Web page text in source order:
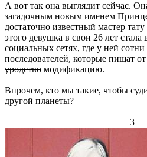
А вот так она выглядит сейчас.
загадочным новым именем
достаточно известный мастер
этого девушка в свои 26 лет стала
социальных сетях, где у ней
последователей, которые пищат
уродство модификацию.
Впрочем, кто мы такие, чтобы
другой планеты?
3